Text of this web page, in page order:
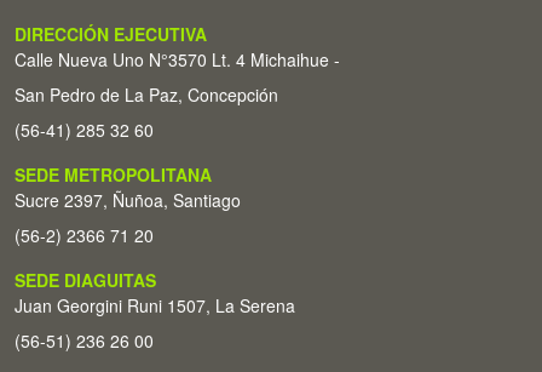
DIRECCIÓN EJECUTIVA
Calle Nueva Uno N°3570 Lt. 4 Michaihue -
San Pedro de La Paz, Concepción
(56-41) 285 32 60
SEDE METROPOLITANA
Sucre 2397, Ñuñoa, Santiago
(56-2) 2366 71 20
SEDE DIAGUITAS
Juan Georgini Runi 1507, La Serena
(56-51) 236 26 00